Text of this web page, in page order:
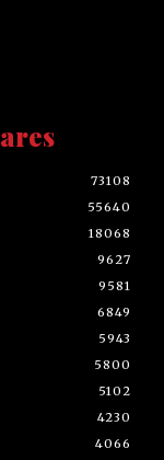
73108
55640
18068
9627
9581
6849
5943
5800
5102
4230
4066